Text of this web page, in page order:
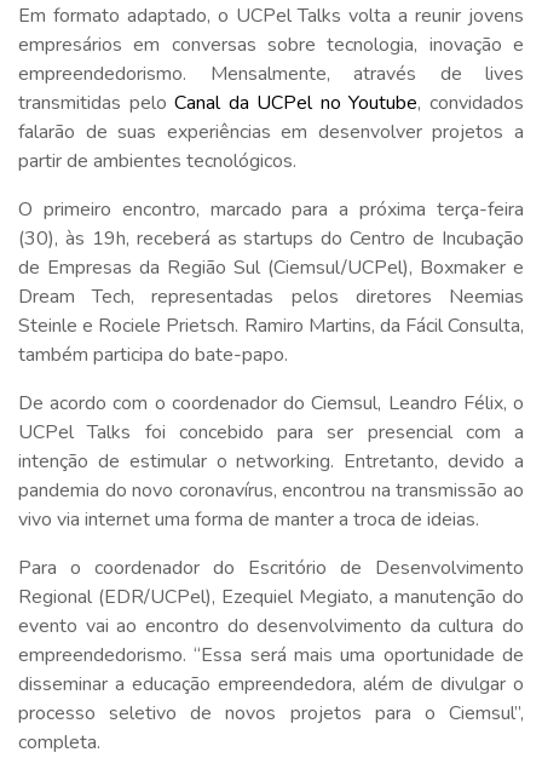
Em formato adaptado, o UCPel Talks volta a reunir jovens
empresários em conversas sobre tecnologia, inovação e
empreendedorismo. Mensalmente, através de lives
transmitidas peloCanal da UCPel no Youtube, convidados
falarão de suas experiências em desenvolver projetos a
partir de ambientes tecnológicos.
O primeiro encontro, marcado para a próxima terça-feira
(30), às 19h, receberá as startups do Centro de Incubação
de Empresas da Região Sul (Ciemsul/UCPel), Boxmaker e
Dream Tech, representadas pelos diretores Neemias
Steinle e Rociele Prietsch. Ramiro Martins, da Fácil Consulta,
também participa do bate-papo.
De acordo com o coordenador do Ciemsul, Leandro Félix, o
UCPel Talks foi concebido para ser presencial com a
intenção de estimular o networking. Entretanto, devido a
pandemia do novo coronavírus, encontrou na transmissão ao
vivo via internet uma forma de manter a troca de ideias.
Para o coordenador do Escritório de Desenvolvimento
Regional (EDR/UCPel), Ezequiel Megiato, a manutenção do
evento vai ao encontro do desenvolvimento da cultura do
empreendedorismo. “Essa será mais uma oportunidade de
disseminar a educação empreendedora, além de divulgar o
processo seletivo de novos projetos para o Ciemsul”,
completa.